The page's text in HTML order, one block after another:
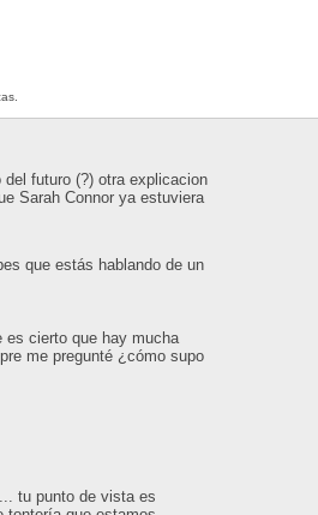
futuro (?) otra explicacion
Sarah Connor ya estuviera
que estás hablando de un
es cierto que hay mucha
me pregunté ¿cómo supo
tu punto de vista es